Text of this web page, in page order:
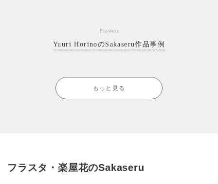
Flowers
Yuuri HorinoのSakaseru作品事例
もっと見る
フラスタ・楽屋花のSakaseru